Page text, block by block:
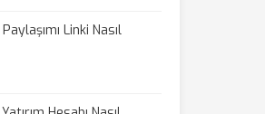
Linki Nasıl